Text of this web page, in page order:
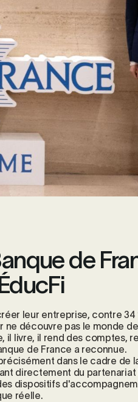
de
leur entreprise, contre
ne découvre pas le monde
il livre, il rend des
de France a reconnue.
dans le cadre de
directement du partenariat
dispositifs
réelle.